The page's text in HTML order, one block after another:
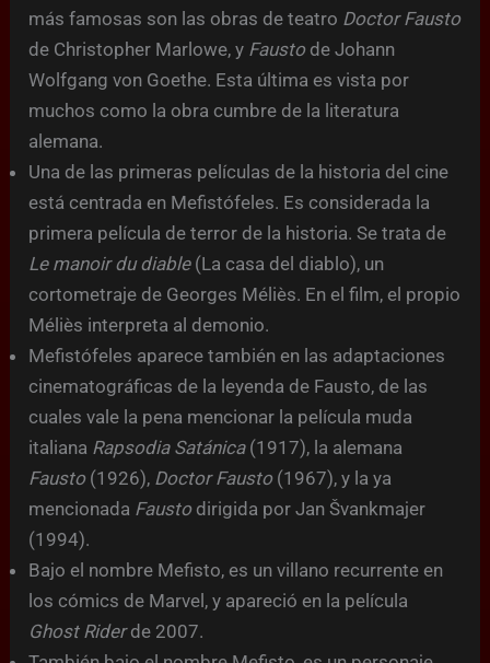
más famosas son las obras de teatro Doctor Fausto
de Christopher Marlowe, y Fausto de Johann
Wolfgang von Goethe. Esta última es vista por
muchos como la obra cumbre de la literatura
alemana.
Una de las primeras películas de la historia del cine
está centrada en Mefistófeles. Es considerada la
primera película de terror de la historia. Se trata de
Le manoir du diable(La casa del diablo), un
cortometraje de Georges Méliès. En el film, el propio
Méliès interpreta al demonio.
Mefistófeles aparece también en las adaptaciones
cinematográficas de la leyenda de Fausto, de las
cuales vale la pena mencionar la película muda
italiana Rapsodia Satánica(1917), la alemana
Fausto (1926), Doctor Fausto (1967), y la ya
mencionada Fausto dirigida por Jan Švankmajer
(1994).
Bajo el nombre Mefisto, es un villano recurrente en
los cómics de Marvel, y apareció en la película
Ghost Riderde 2007.